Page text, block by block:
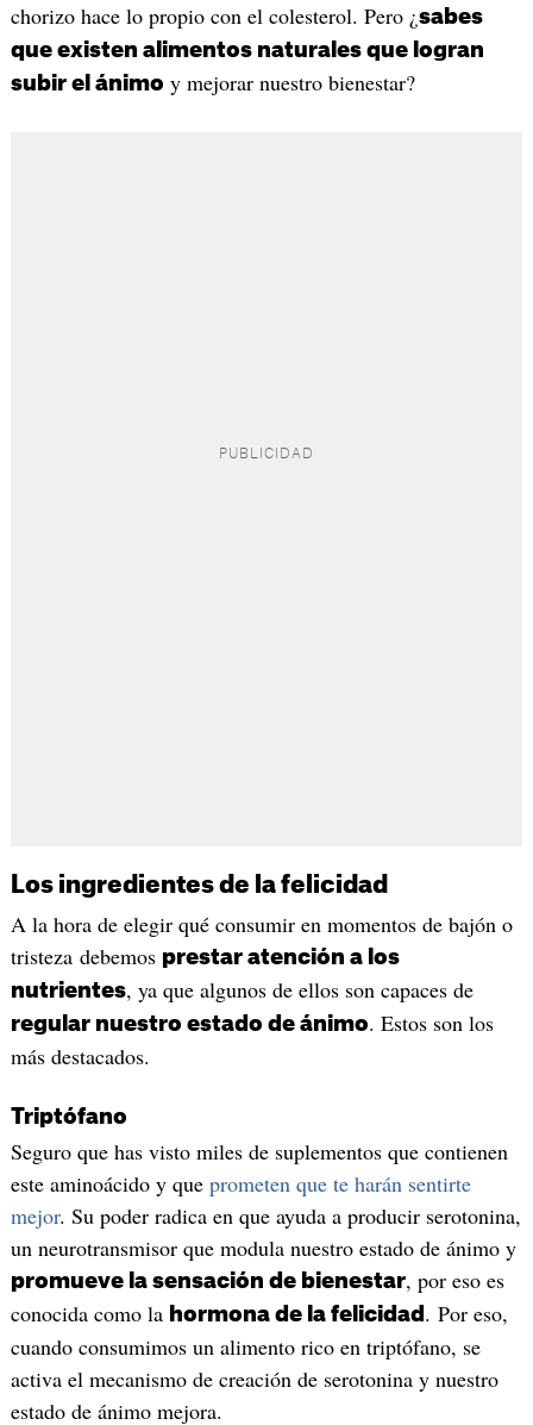
chorizo hace lo propio con el colesterol. Pero ¿sabes
que existen alimentos naturales que logran
subir el ánimo y mejorar nuestro bienestar?
Los ingredientes de la felicidad
A la hora de elegir qué consumir en momentos de bajón o
tristeza debemos prestar atención a los
nutrientes, ya que algunos de ellos son capaces de
regular nuestro estado de ánimo. Estos son los
más destacados.
Triptófano
Seguro que has visto miles de suplementos que contienen
este aminoácido y que prometen que te harán sentirte
mejor. Su poder radica en que ayuda a producir serotonina,
un neurotransmisor que modula nuestro estado de ánimo y
promueve la sensación de bienestar, por eso es
conocida como la hormona de la felicidad . Por eso,
cuando consumimos un alimento rico en triptófano, se
activa el mecanismo de creación de serotonina y nuestro
estado de ánimo mejora.